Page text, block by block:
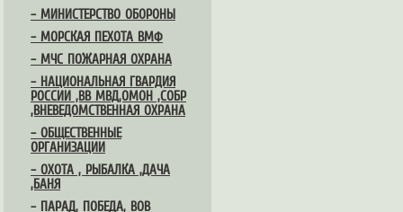
– МИНИСТЕРСТВО ОБОРОНЫ
– МОРСКАЯ ПЕХОТА ВМФ
– МЧС ПОЖАРНАЯ ОХРАНА
– НАЦИОНАЛЬНАЯ ГВАРДИЯ
РОССИИ ,ВВ МВД,ОМОН ,СОБР
,ВНЕВЕДОМСТВЕННАЯ ОХРАНА
– ОБЩЕСТВЕННЫЕ
ОРГАНИЗАЦИИ
– ОХОТА , РЫБАЛКА ,ДАЧА
,БАНЯ
– ПАРАД, ПОБЕДА, ВОВ